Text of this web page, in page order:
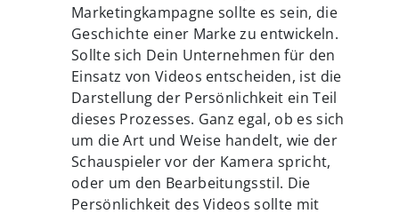
Marketingkampagne sollte es sein, die
Geschichte einer Marke zu entwickeln.
Sollte sich Dein Unternehmen für den
Einsatz von Videos entscheiden, ist die
Darstellung der Persönlichkeit ein Teil
dieses Prozesses. Ganz egal, ob es sich
um die Art und Weise handelt, wie der
Schauspieler vor der Kamera spricht,
oder um den Bearbeitungsstil. Die
Persönlichkeit des Videos sollte mit